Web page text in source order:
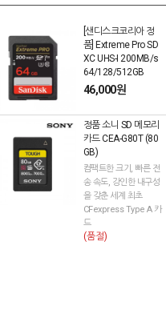
[샌디스크코리아 정
품] Extreme Pro SD
XC UHS-I 200MB/s
64/128/512GB
46,000원
정품 소니 SD 메모리
카드 CEA-G80T (80
GB)
컴팩트한 크기, 빠른 전
송 속도, 강인한 내구성
을 갖춘 세계 최초
CFexpress Type A 카
드
(품절)